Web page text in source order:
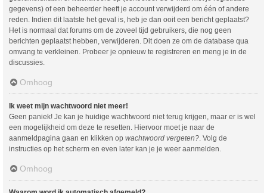
gegevens) of een beheerder heeft je account verwijderd om één of andere
reden. Indien dit laatste het geval is, heb je dan ooit een bericht geplaatst?
Het is normaal dat forums om de zoveel tijd gebruikers, die nog geen
berichten geplaatst hebben, verwijderen. Dit doen ze om de database qua
omvang te verkleinen. Probeer je opnieuw te registreren en meng je in de
discussies.
Omhoog
Ik weet mijn wachtwoord niet meer!
Geen paniek! Je kan je huidige wachtwoord niet terug krijgen, maar er is wel
een mogelijkheid om deze te resetten. Hiervoor moet je naar de
aanmeldpagina gaan en klikken op wachtwoord vergeten?. Volg de
instructies op het scherm en even later kan je je weer aanmelden.
Omhoog